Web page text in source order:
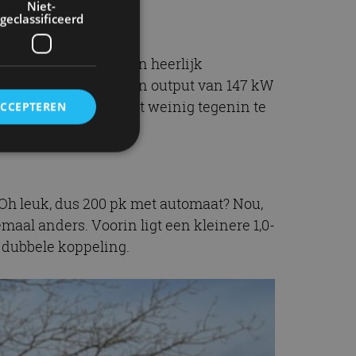
het is en blijft een heerlijk
driecilinder met een output van 147 kW
Tja, daar valt weinig tegenin te
leuk, dus 200 pk met automaat? Nou,
anders. Voorin ligt een kleinere 1,0-
koppeling.
Niet-
geclassificeerd
om
de bezoeker
van de
van